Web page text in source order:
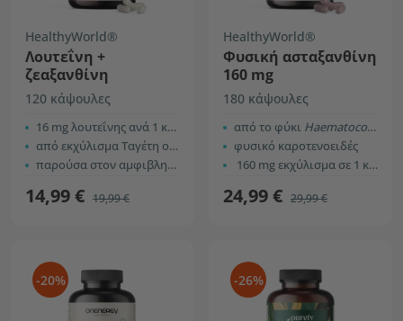
HealthyWorld®
Λουτεΐνη +
ζεαξανθίνη
120 κάψουλες
16 mg λουτεΐνης ανά 1 κάψουλα
από εκχύλισμα Ταγέτη ο ορθοφυής
παρούσα στον αμφιβληστροειδή
14,99 € 19,99 €
HealthyWorld®
Φυσική ασταξανθίνη
160 mg
180 κάψουλες
από το φύκι Haematococcus pluvialis
φυσικό καροτενοειδές
160 mg εκχύλισμα σε 1 κάψουλα
24,99 € 29,99 €
-20% -26%